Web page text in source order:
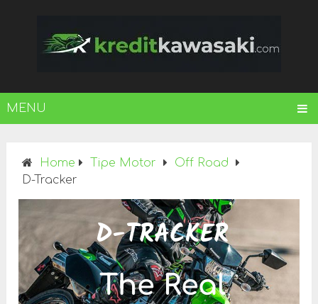
MENU
Home Tipe Motor
Off Road
D-Tracker
D-TRACKER
The Real